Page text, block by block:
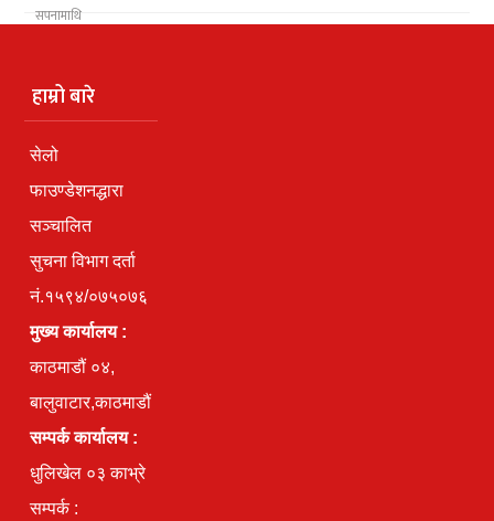
हाम्रो बारे
सेलो
फाउण्डेशनद्धारा
सञ्चालित
सुचना विभाग दर्ता
नं.१५९४/०७५०७६
मुख्य कार्यालय :
काठमाडौं ०४,
बालुवाटार,काठमाडौं
सम्पर्क कार्यालय :
धुलिखेल ०३ काभ्रे
सम्पर्क :